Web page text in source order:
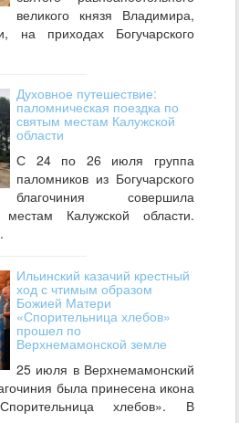
великого князя Владимира,
на приходах Богучарского
Духовное путешествие:
паломническая поездка по
святым местам Калужской
области
С 24 по 26 июля группа
паломников из Богучарского
благочиния совершила
Калужской области.
Ильинский казачий крестный
ход с чтимым образом
Божией Матери
«Спорительница хлебов»
прошел по
Верхнемамонской земле
25 июля в Верхнемамонский
была принесена икона
хлебов». В